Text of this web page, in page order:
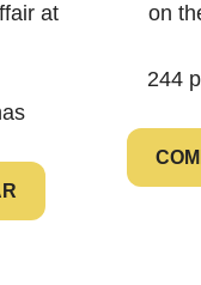
at
on
244